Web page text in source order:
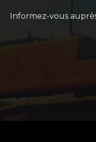
Informez-vous